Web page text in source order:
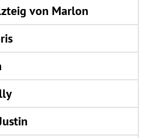
von Marlon